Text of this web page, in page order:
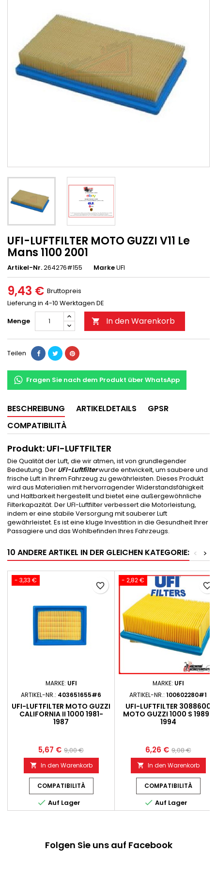
UFI-LUFTFILTER MOTO GUZZI V11 Le
Mans 1100 2001
Artikel-Nr.264276#155 MarkeUFI
9,43 € Bruttopreis
Lieferung in 4-10 Werktagen DE
Menge
 In den Warenkorb
Teilen
Fragen Sie nach dem Produkt über WhatsApp
BESCHREIBUNG ARTIKELDETAILS
GPSR
COMPATIBILITÀ
Produkt: UFI-LUFTFILTER
Die Qualität der Luft, die wir atmen, ist von grundlegender
Bedeutung. Der UFI-Luftfilterwurde entwickelt, um saubere und
frische Luft in Ihrem Fahrzeug zu gewährleisten. Dieses Produkt
wird aus Materialien mit hervorragender Widerstandsfähigkeit
und Haltbarkeit hergestellt und bietet eine außergewöhnliche
Filterkapazität. Der UFI-Luftfilter verbessert die Motorleistung,
indem er eine stabile Versorgung mit sauberer Luft
gewährleistet. Es ist eine kluge Investition in die Gesundheit Ihrer
Passagiere und das Wohlbefinden Ihres Fahrzeugs.
10 ANDERE ARTIKEL IN DER GLEICHEN KATEGORIE: >
<
- 3,33 €
MARKE: UFI
ARTIKEL-NR.: 403651655#6
UFI-LUFTFILTER MOTO GUZZI
CALIFORNIA II 1000 1981-
1987
5,67 € 9,00 €
 In den Warenkorb
COMPATIBILITÀ
 Auf Lager
favorite_border
- 2,82 €
MARKE: UFI
ARTIKEL-NR.: 100602280#1
UFI-LUFTFILTER 3088600
MOTO GUZZI 1000 S 1989-
1994
6,26 € 9,08 €
 In den Warenkorb
COMPATIBILITÀ
 Auf Lager
favorite_border
Folgen Sie uns auf Facebook